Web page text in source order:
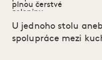
U jednoho stolu
spolupráce mezi